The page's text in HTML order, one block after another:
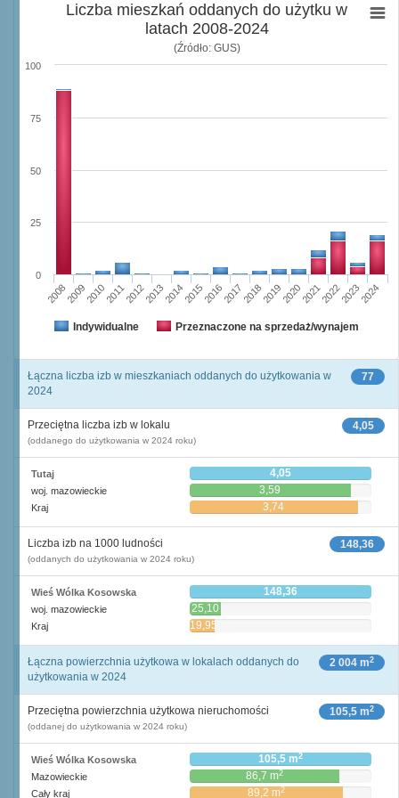
Liczba mieszkań oddanych do użytku w
latach 2008-2024
(Źródło: GUS)
Indywidualne Przeznaczone na sprzedaż/wynajem
20082009201020112012201320142015201620172018201920202021202220232024
0
25
50
75
100
77
Łączna liczba izb w mieszkaniach oddanych do użytkowania w
2024
4,05
Przeciętna liczba izb w lokalu
(oddanego do użytkowania w 2024 roku)
Tutaj 4,05
woj. mazowieckie 3,59
Kraj 3,74
148,36
Liczba izb na 1000 ludności
(oddanych do użytkowania w 2024 roku)
Wieś Wólka Kosowska 148,36
woj. mazowieckie 25,10
Kraj 19,95
2 004 m2
Łączna powierzchnia użytkowa w lokalach oddanych do
użytkowania w 2024
105,5 m2
Przeciętna powierzchnia użytkowa nieruchomości
(oddanej do użytkowania w 2024 roku)
Wieś Wólka Kosowska 105,5 m2
Mazowieckie 86,7 m2
Cały kraj 89,2 m2